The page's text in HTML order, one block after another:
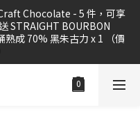
Chocolate - 5 件，可享
STRAIGHT BOURBON
熟成 70% 黑朱古力 x 1 （價
Chocolate - 5 件，可享
STRAIGHT BOURBON
熟成 70% 黑朱古力 x 1 （價
件，可享免運費本地送貨優